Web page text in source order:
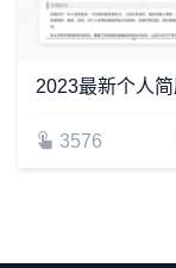
3576